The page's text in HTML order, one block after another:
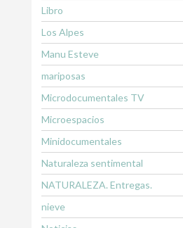
Libro
Los Alpes
Manu Esteve
mariposas
Microdocumentales TV
Microespacios
Minidocumentales
Naturaleza sentimental
NATURALEZA. Entregas.
nieve